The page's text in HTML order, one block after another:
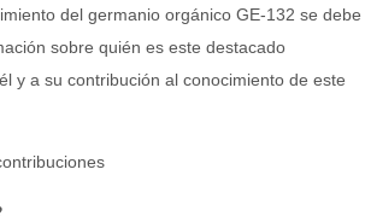
del germanio orgánico GE-132 se debe
sobre quién es este destacado
y a su contribución al conocimiento de este